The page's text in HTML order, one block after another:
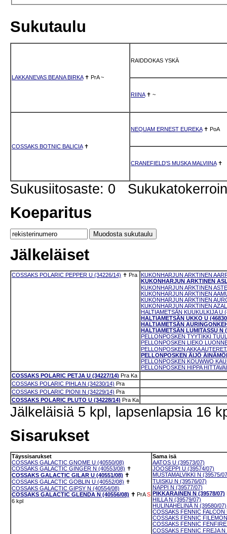
Sukutaulu
LAKKANEVAS BEANA BIRKA✝ PrA ~
RAIDDOKAS YSKÄ
RIINA✝ ~
COSSAKS BOTNIC BALICIA✝
NEQUAM ERNEST EUREKA✝ PoA
CRANEFIELD'S MUSKA MALVIINA✝
Sukusiitosaste: 0
Koeparitus
Jälkeläiset
COSSAKS POLARIC PEPPER U (34226/14) ✝ Pra
KUKONHARJUN ARKTINEN
KUKONHARJUN ARKTINEN
KUKONHARJUN ARKTINEN
KUKONHARJUN ARKTINEN
KUKONHARJUN ARKTINEN
KUKONHARJUN ARKTINEN
HALTIAMETSÄN KUUKULKIJA U
HALTIAMETSÄN UKKO U
HALTIAMETSÄN
HALTIAMETSÄN LUMITASSU N
PELLONPOSKEN TYYTIKKI
PELLONPOSKEN LIEKO
PELLONPOSKEN AKKA
PELLONPOSKEN ÄIJÖ
PELLONPOSKEN KOUWWO
PELLONPOSKEN HIPPA
COSSAKS POLARIC PETJA U (34227/14) Pra Ka
COSSAKS POLARIC PIHLA N (34230/14) Pra
COSSAKS POLARIC PIONI N (34229/14) Pra
COSSAKS POLARIC PLUTO U (34228/14) Pra Ka
Jälkeläisiä 5 kpl, lapsenlapsia 16
Sisarukset
Täyssisarukset
COSSAKS GALACTIC GNOME U (40550/08)
COSSAKS GALACTIC GINGER N (40553/08) ✝
COSSAKS GALACTIC GILAR U (40551/08) ✝
COSSAKS GALACTIC GOBLIN U (40552/08) ✝
COSSAKS GALACTIC GIPSY N (40554/08)
COSSAKS GALACTIC GLENDA N (40556/08) ✝ PrA S
6 kpl
Sama isä
AATOS U (39573/07)
JOOSEPPI U (39574/07)
MUSTAMALVIKKI N (39575/
TUISKU N (39576/07)
NAPPI N (39577/07)
PIKKARAINEN N (39578/07)
HILLA N (39579/07)
HULINAHELINÄ N (39580/07)
COSSAKS FENNIC FALCON
COSSAKS FENNIC
COSSAKS FENNIC
COSSAKS FENNIC FREJA